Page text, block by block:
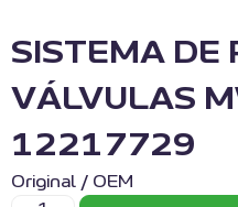
SISTEMA DE
VÁLVULAS
12217729
Original / OEM